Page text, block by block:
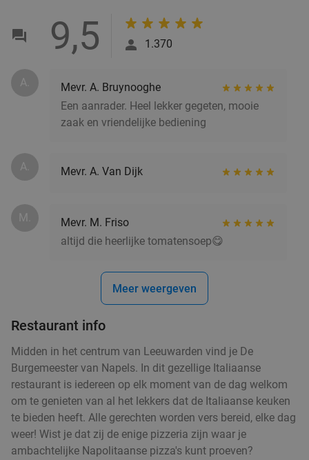
9,5 1.370
A.
Mevr. A. Bruynooghe
Een aanrader. Heel lekker gegeten, mooie
zaak en vriendelijke bediening
A. Mevr. A. Van Dijk
M.
Mevr. M. Friso
altijd die heerlijke tomatensoep😋
Meer weergeven
Restaurant info
Midden in het centrum van Leeuwarden vind je De
Burgemeester van Napels. In dit gezellige Italiaanse
restaurant is iedereen op elk moment van de dag welkom
om te genieten van al het lekkers dat de Italiaanse keuken
te bieden heeft. Alle gerechten worden vers bereid, elke dag
weer! Wist je dat zij de enige pizzeria zijn waar je
ambachtelijke Napolitaanse pizza's kunt proeven?